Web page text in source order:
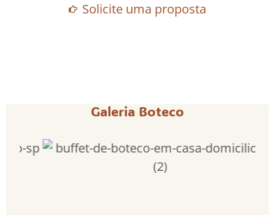
Solicite uma proposta
Galeria Boteco